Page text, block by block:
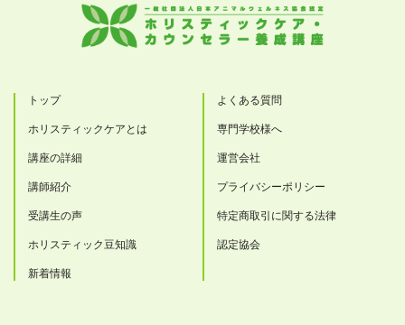
トップ
ホリスティックケアとは
講座の詳細
講師紹介
受講生の声
ホリスティック豆知識
新着情報
よくある質問
専門学校様へ
運営会社
プライバシーポリシー
特定商取引に関する法律
認定協会